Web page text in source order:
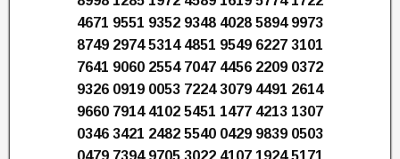
4671 9551 9352 9348 4028 5894 9973
8749 2974 5314 4851 9549 6227 3101
7641 9060 2554 7047 4456 2209 0372
9326 0919 0053 7224 3079 4491 2614
9660 7914 4102 5451 1477 4213 1307
0346 3421 2482 5540 0429 9839 0503
0479 7394 9705 3022 4107 1924 5171